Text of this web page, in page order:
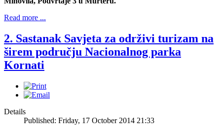
Read more ...
2. Sastanak Savjeta za održivi turizam na
širem području Nacionalnog parka
Kornati
Details
Published: Friday, 17 October 2014 21:33